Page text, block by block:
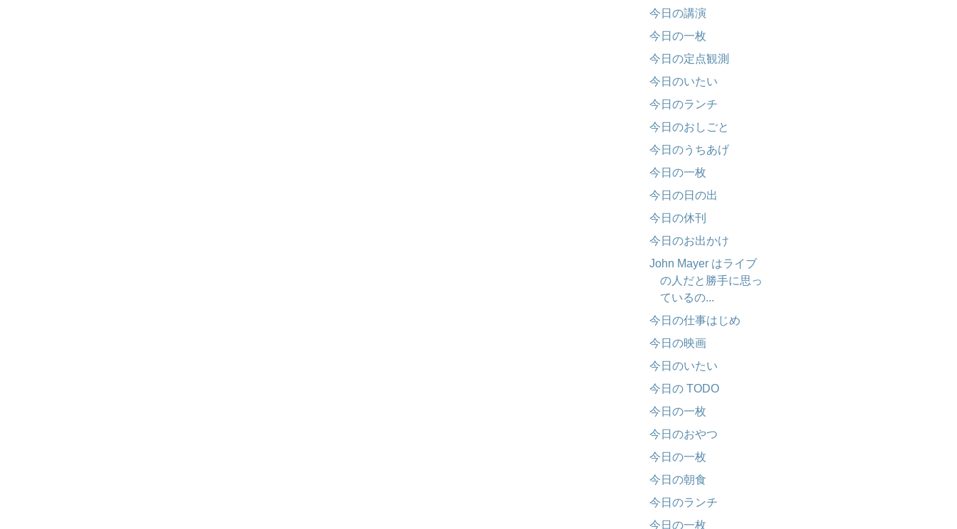
今日の講演
今日の一枚
今日の定点観測
今日のいたい
今日のランチ
今日のおしごと
今日のうちあげ
今日の一枚
今日の日の出
今日の休刊
今日のお出かけ
John Mayer はライブ
の人だと勝手に思っ
ているの...
今日の仕事はじめ
今日の映画
今日のいたい
今日の TODO
今日の一枚
今日のおやつ
今日の一枚
今日の朝食
今日のランチ
今日の一枚